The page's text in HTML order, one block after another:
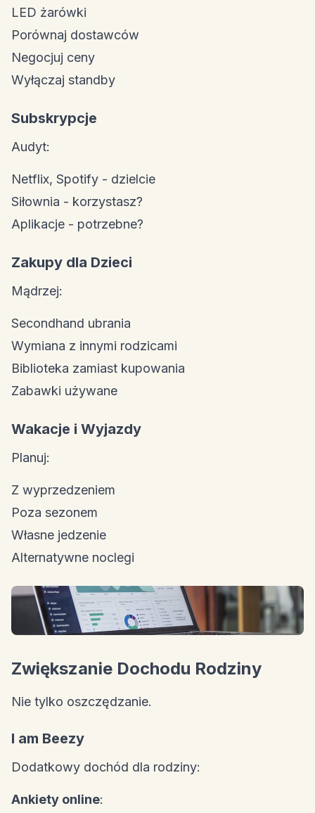
LED żarówki
Porównaj dostawców
Negocjuj ceny
Wyłączaj standby
Subskrypcje
Audyt:
Netflix, Spotify - dzielcie
Siłownia - korzystasz?
Aplikacje - potrzebne?
Zakupy dla Dzieci
Mądrzej:
Secondhand ubrania
Wymiana z innymi rodzicami
Biblioteka zamiast kupowania
Zabawki używane
Wakacje i Wyjazdy
Planuj:
Z wyprzedzeniem
Poza sezonem
Własne jedzenie
Alternatywne noclegi
Zwiększanie Dochodu Rodziny
Nie tylko oszczędzanie.
I am Beezy
Dodatkowy dochód dla rodziny:
Ankiety online: